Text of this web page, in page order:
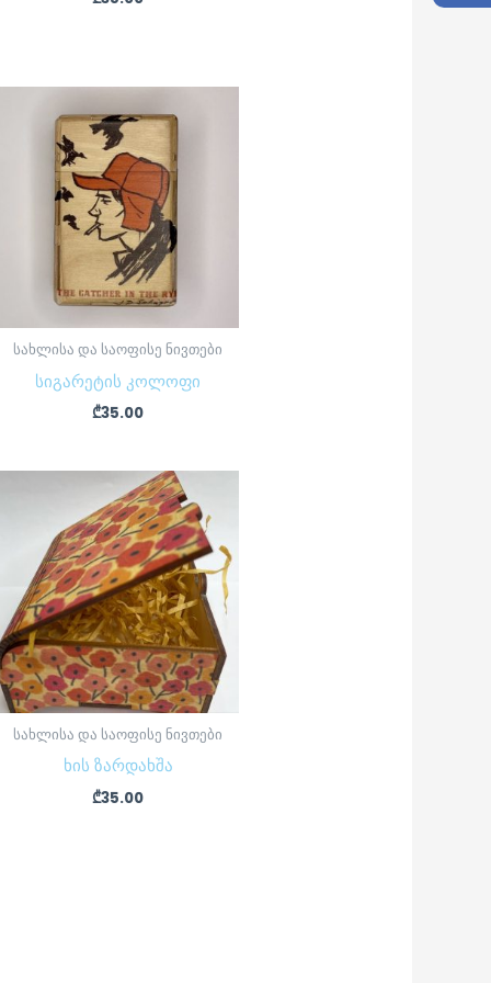
სახლისა და საოფისე ნივთები
სიგარეტის კოლოფი
₾35.00
სახლისა და საოფისე ნივთები
ხის ზარდახშა
₾35.00